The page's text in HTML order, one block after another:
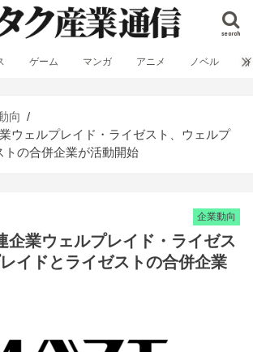
search
ゲーム マンガ アニメ ノベル
向
ウェルプレイド・ライゼスト、ウェルプ
トの合併企業が活動開始
企業動向
企業ウェルプレイド・ライゼス
イドとライゼストの合併企業